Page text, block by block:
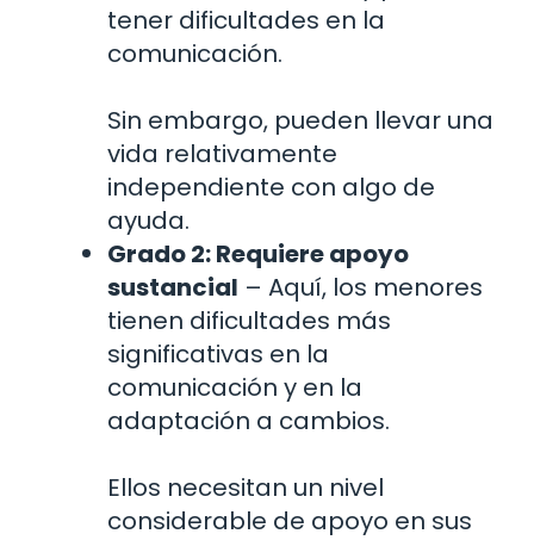
tener dificultades en la
comunicación.
Sin embargo, pueden llevar una
vida relativamente
independiente con algo de
ayuda.
Grado 2: Requiere apoyo
sustancial – Aquí, los menores
tienen dificultades más
significativas en la
comunicación y en la
adaptación a cambios.
Ellos necesitan un nivel
considerable de apoyo en sus